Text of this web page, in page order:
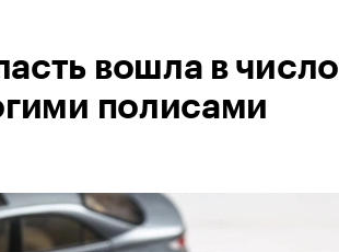
вошла в число
полисами